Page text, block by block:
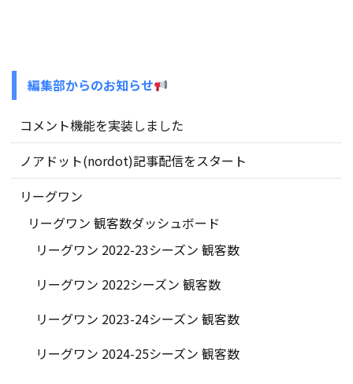
編集部からのお知らせ
コメント機能を実装しました
ノアドット(nordot)記事配信をスタート
リーグワン
リーグワン 観客数ダッシュボード
リーグワン 2022-23シーズン 観客数
リーグワン 2022シーズン 観客数
リーグワン 2023-24シーズン 観客数
リーグワン 2024-25シーズン 観客数